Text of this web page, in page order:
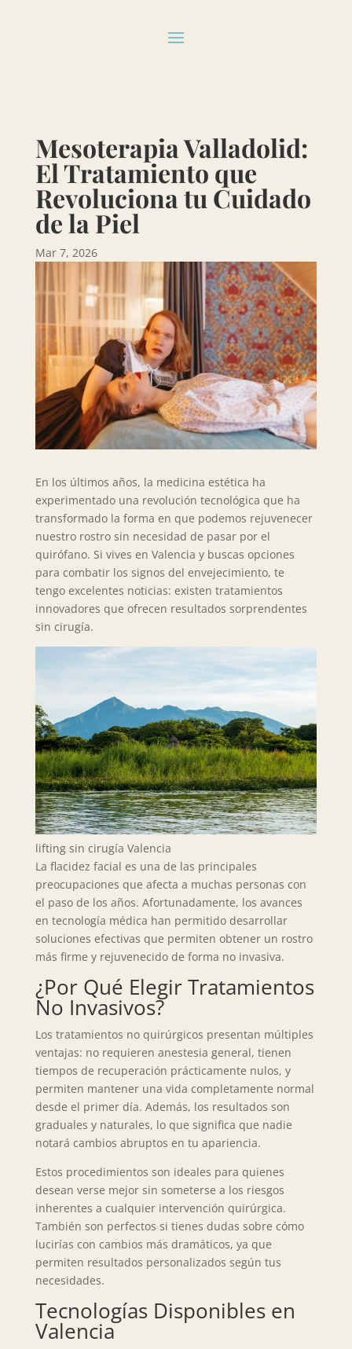
Mesoterapia Valladolid:
El Tratamiento que
Revoluciona tu Cuidado
de la Piel
Mar 7, 2026
En los últimos años, la medicina estética ha
experimentado una revolución tecnológica que ha
transformado la forma en que podemos rejuvenecer
nuestro rostro sin necesidad de pasar por el
quirófano. Si vives en Valencia y buscas opciones
para combatir los signos del envejecimiento, te
tengo excelentes noticias: existen tratamientos
innovadores que ofrecen resultados sorprendentes
sin cirugía.
lifting sin cirugía Valencia
La flacidez facial es una de las principales
preocupaciones que afecta a muchas personas con
el paso de los años. Afortunadamente, los avances
en tecnología médica han permitido desarrollar
soluciones efectivas que permiten obtener un rostro
más firme y rejuvenecido de forma no invasiva.
¿Por Qué Elegir Tratamientos
No Invasivos?
Los tratamientos no quirúrgicos presentan múltiples
ventajas: no requieren anestesia general, tienen
tiempos de recuperación prácticamente nulos, y
permiten mantener una vida completamente normal
desde el primer día. Además, los resultados son
graduales y naturales, lo que significa que nadie
notará cambios abruptos en tu apariencia.
Estos procedimientos son ideales para quienes
desean verse mejor sin someterse a los riesgos
inherentes a cualquier intervención quirúrgica.
También son perfectos si tienes dudas sobre cómo
lucirías con cambios más dramáticos, ya que
permiten resultados personalizados según tus
necesidades.
Tecnologías Disponibles en
Valencia